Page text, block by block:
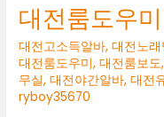
대전룸도우미
대전고소득알바,대전노
대전룸도우미,대전룸보도
무실,대전야간알바,대전
ryboy35670